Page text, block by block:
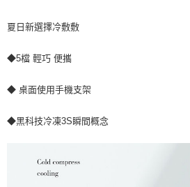
每筆NT$150，滿NT$2,000(含以上)免運費
夏日新選擇冷敷敷
◆5檔 輕巧 便攜
◆ 桌面使用手機支架
◆黑科技冷凍3S瞬間概念